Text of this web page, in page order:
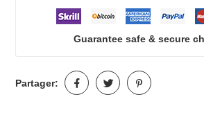
Guarantee safe & secure
Partager: